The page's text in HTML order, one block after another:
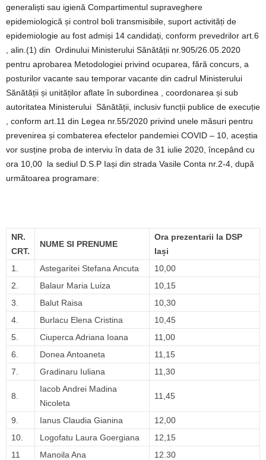
generaliști sau igienă Compartimentul supraveghere
epidemiologică și control boli transmisibile, suport activități de
epidemiologie au fost admiși 14 candidați, conform prevedrilor art.6
, alin.(1) din Ordinului Ministerului Sănătății nr.905/26.05.2020
pentru aprobarea Metodologiei privind ocuparea, fără concurs, a
posturilor vacante sau temporar vacante din cadrul Ministerului
Sănătății și unităților aflate în subordinea , coordonarea și sub
autoritatea Ministerului Sănătății, inclusiv funcții publice de execuție
, conform art.11 din Legea nr.55/2020 privind unele măsuri pentru
prevenirea și combaterea efectelor pandemiei COVID – 10, aceștia
vor susține proba de interviu în data de 31 iulie 2020, începând cu
ora 10,00 la sediul D.S.P Iași din strada Vasile Conta nr.2-4, după
următoarea programare:
NR.
CRT.
NUME SI PRENUME
Ora prezentarii la DSP
Iași
1.
Astegaritei Stefana Ancuta
10,00
2.
Balaur Maria Luiza
10,15
3.
Balut Raisa
10,30
4.
Burlacu Elena Cristina
10,45
5.
Ciuperca Adriana Ioana
11,00
6.
Donea Antoaneta
11,15
7.
Gradinaru Iuliana 11,30
8.
Iacob Andrei Madina
Nicoleta
11,45
9. Ianus Claudia Gianina
12,00
10.
Logofatu Laura Goergiana
12,15
11
Manoila Ana
12.30